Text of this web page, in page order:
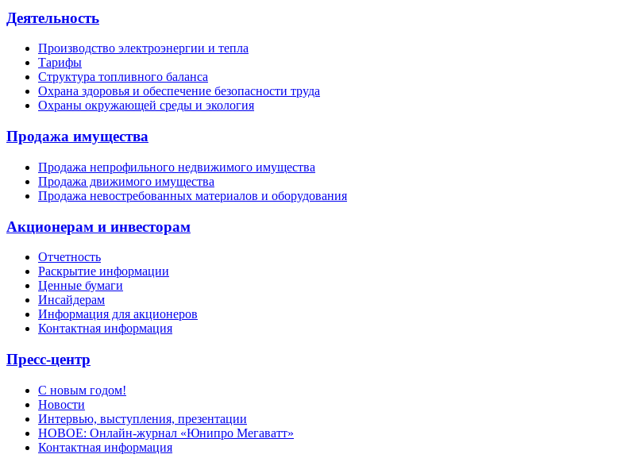
Деятельность
Производство электроэнергии и тепла
Тарифы
Структура топливного баланса
Охрана здоровья и обеспечение безопасности труда
Охраны окружающей среды и экология
Продажа имущества
Продажа непрофильного недвижимого имущества
Продажа движимого имущества
Продажа невостребованных материалов и оборудования
Акционерам и инвесторам
Отчетность
Раскрытие информации
Ценные бумаги
Инсайдерам
Информация для акционеров
Контактная информация
Пресс-центр
С новым годом!
Новости
Интервью, выступления, презентации
НОВОЕ: Онлайн-журнал «Юнипро Мегаватт»
Контактная информация